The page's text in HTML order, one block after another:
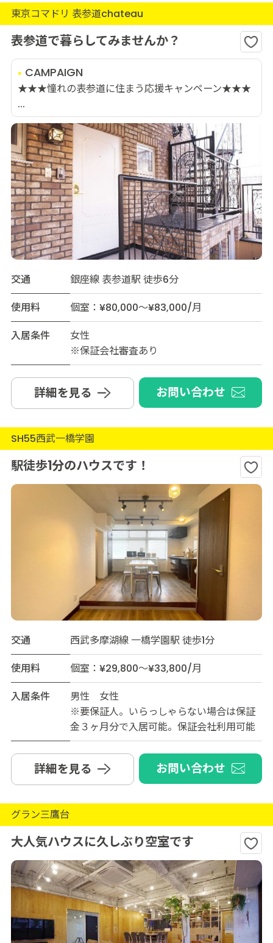
東京コマドリ 表参道chateau
表参道で暮らしてみませんか？
CAMPAIGN
★★★憧れの表参道に住まう応援キャンペーン★★★
...
交通
銀座線 表参道駅 徒歩6分
使用料
個室：¥80,000～¥83,000/月
入居条件
女性
※保証会社審査あり
詳細を見る お問い合わせ
SH55西武一橋学園
駅徒歩1分のハウスです！
交通
西武多摩湖線 一橋学園駅 徒歩1分
使用料
個室：¥29,800～¥33,800/月
入居条件
男性 女性
※要保証人。いらっしゃらない場合は保証
金３ヶ月分で入居可能。保証会社利用可能
詳細を見る お問い合わせ
グラン三鷹台
大人気ハウスに久しぶり空室です